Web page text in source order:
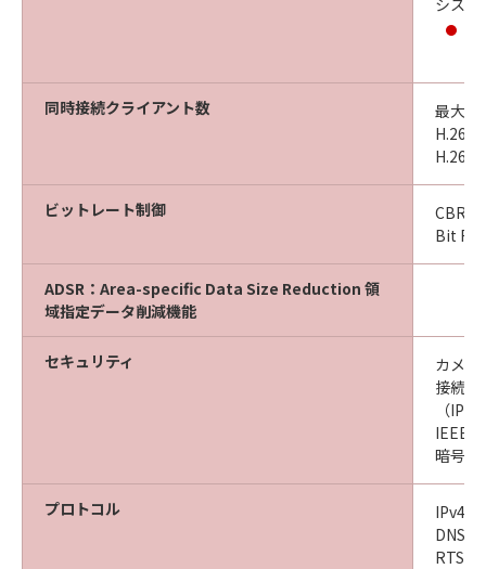
シス
同時接続クライアント数
最大
H.264
H.265
ビットレート制御
CBR
Bit
ADSR：Area-specific Data Size Reduction 領
域指定データ削減機能
セキュリティ
カメラ
接続制
（
暗号化
プロトコル
IPv4、
DNS
RTSP